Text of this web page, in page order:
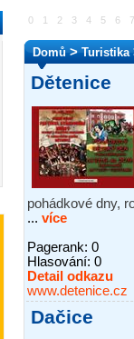
0 1 2 3 4 5 6 7
Domů>Turistika
Dětenice
pohádkové dny,
... více
Pagerank: 0
Hlasování: 0
Detail odkazu
www.detenice.cz
Dačice